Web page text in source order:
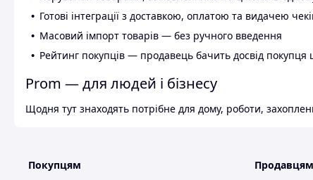
Готові інтеграції з доставкою, оплатою та видачею
Масовий імпорт товарів — без ручного введення
Рейтинг покупців — продавець бачить досвід
Prom — для людей і бізнесу
Щодня тут знаходять потрібне для дому, роботи,
Покупцям Продавцям